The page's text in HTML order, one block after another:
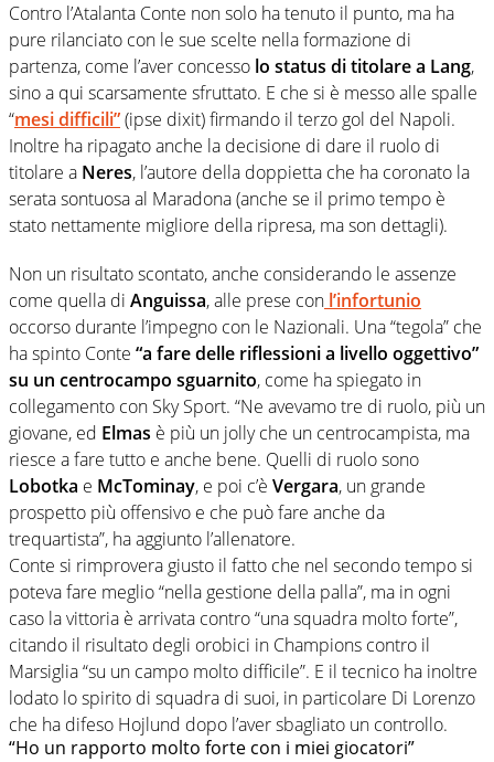
Contro l’Atalanta Conte non solo ha tenuto il punto, ma ha
pure rilanciato con le sue scelte nella formazione di
partenza, come l’aver concesso lo status di titolare a Lang,
sino a qui scarsamente sfruttato. E che si è messo alle spalle
“mesi difficili”(ipse dixit) firmando il terzo gol del Napoli.
Inoltre ha ripagato anche la decisione di dare il ruolo di
titolare a Neres, l’autore della doppietta che ha coronato la
serata sontuosa al Maradona (anche se il primo tempo è
stato nettamente migliore della ripresa, ma son dettagli).
Non un risultato scontato, anche considerando le assenze
come quella di Anguissa, alle prese con l’infortunio
occorso durante l’impegno con le Nazionali. Una “tegola” che
ha spinto Conte “a fare delle riflessioni a livello oggettivo”
su un centrocampo sguarnito, come ha spiegato in
collegamento con Sky Sport. “Ne avevamo tre di ruolo, più un
giovane, ed Elmas è più un jolly che un centrocampista, ma
riesce a fare tutto e anche bene. Quelli di ruolo sono
Lobotka e McTominay, e poi c’è Vergara, un grande
prospetto più offensivo e che può fare anche da
trequartista”, ha aggiunto l’allenatore.
Conte si rimprovera giusto il fatto che nel secondo tempo si
poteva fare meglio “nella gestione della palla”, ma in ogni
caso la vittoria è arrivata contro “una squadra molto forte”,
citando il risultato degli orobici in Champions contro il
Marsiglia “su un campo molto difficile”. E il tecnico ha inoltre
lodato lo spirito di squadra di suoi, in particolare Di Lorenzo
che ha difeso Hojlund dopo l’aver sbagliato un controllo.
“Ho un rapporto molto forte con i miei giocatori”